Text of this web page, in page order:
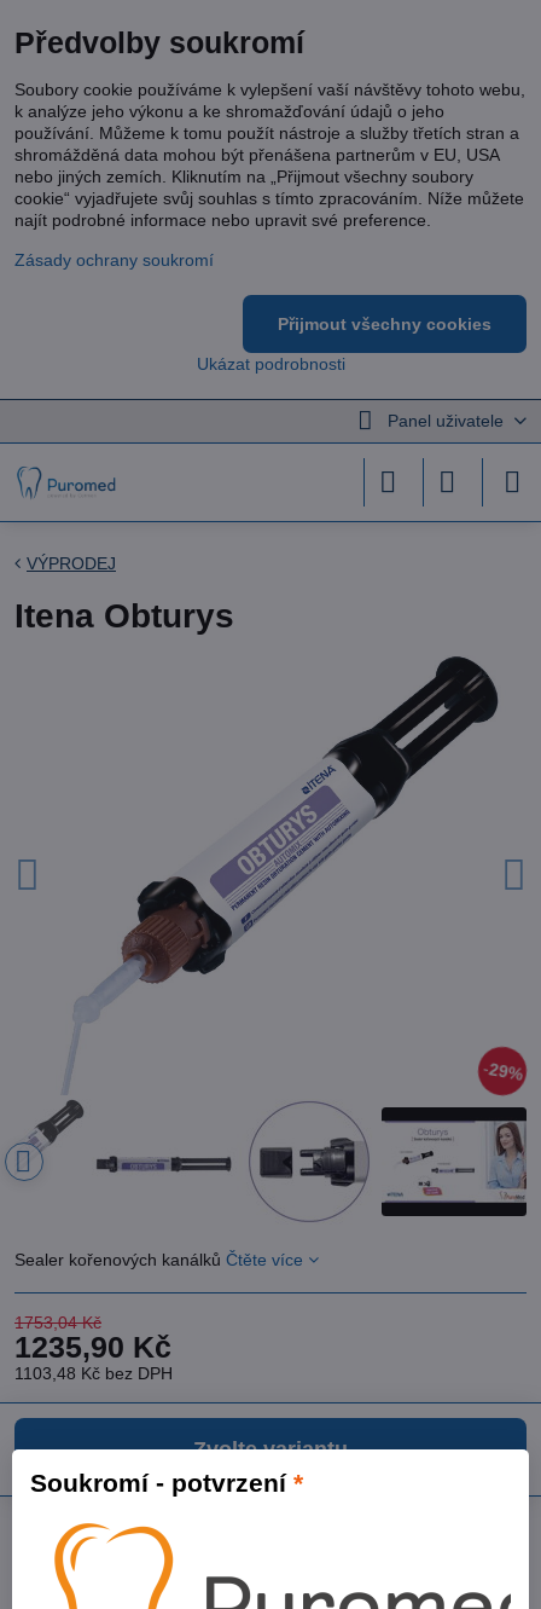
Panel uživatele
29%
VÝPRODEJ
Itena Obturys
Sealer kořenových kanálků Čtěte více
1753,04 Kč
1235,90 Kč
1103,48 Kč bez DPH
Zvolte variantu
Přidat k Oblíbeným
Výrobce: Itena Clinical
Předvolby soukromí
Soubory cookie používáme k vylepšení vaší návštěvy tohoto webu,
k analýze jeho výkonu a ke shromažďování údajů o jeho
používání. Můžeme k tomu použít nástroje a služby třetích stran a
shromážděná data mohou být přenášena partnerům v EU, USA
nebo jiných zemích. Kliknutím na „Přijmout všechny soubory
cookie“ vyjadřujete svůj souhlas s tímto zpracováním. Níže můžete
najít podrobné informace nebo upravit své preference.
Zásady ochrany soukromí
Ukázat podrobnosti
Přijmout všechny cookies
Soukromí - potvrzení *